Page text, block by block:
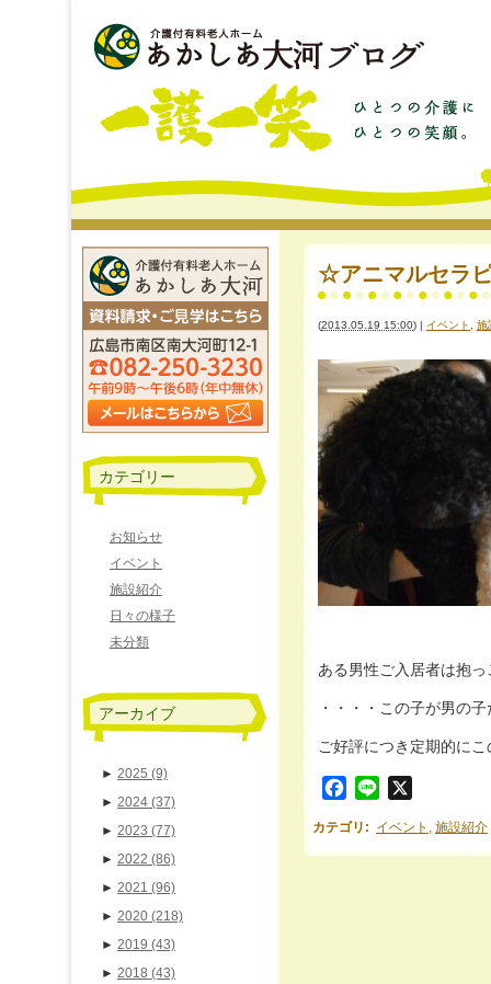
☆アニマルセラ
(2013.05.19 15:00) | イベント 施
ある男性ご入居者は抱
・・・・この子が男の
ご好評につき定期的に
Facebook
Line
カテゴリ : イベント , 施設紹介
カテゴリー
お知らせ
イベント
施設紹介
日々の様子
未分類
アーカイブ
► 2025 (9)
► 2024 (37)
► 2023 (77)
► 2022 (86)
► 2021 (96)
► 2020 (218)
► 2019 (43)
► 2018 (43)